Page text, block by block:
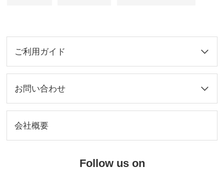
ご利用ガイド
お問い合わせ
会社概要
Follow us on